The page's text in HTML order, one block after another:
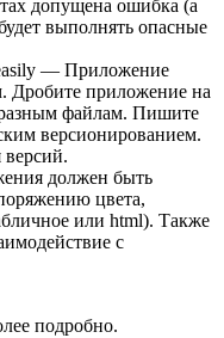
допущена ошибка (а
выполнять опасные
— Приложение
Дробите приложение на
файлам. Пишите
версионированием.
версий.
должен быть
цвета,
или html). Также
с
подробно.